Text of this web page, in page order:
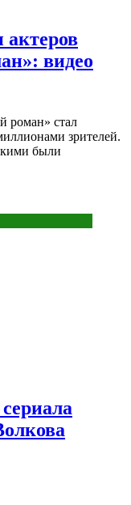
актеров
видео
роман» стал
зрителей.
были